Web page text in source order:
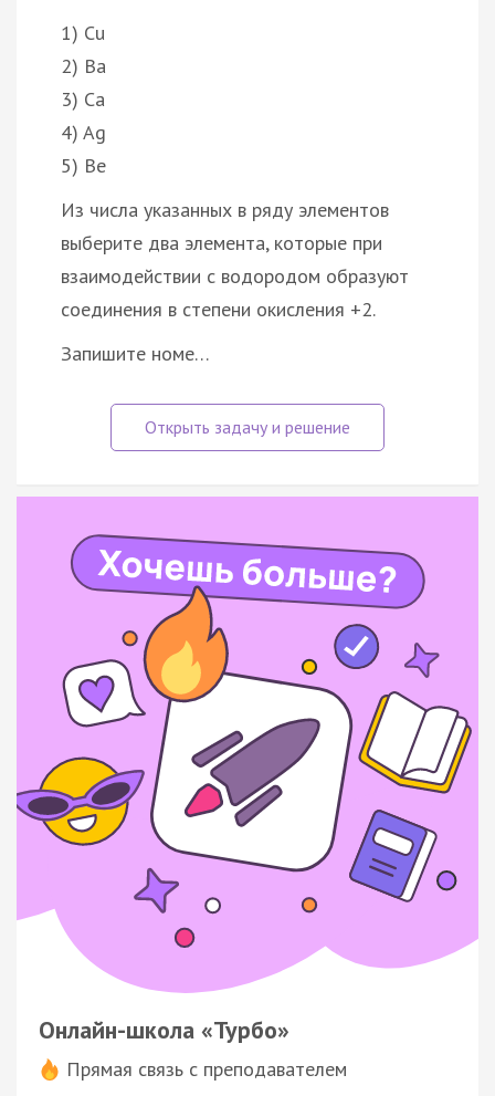
1) Cu
2) Ba
3) Ca
4) Ag
5) Be
Из числа указанных в ряду элементов
выберите два элемента, которые при
взаимодействии с водородом образуют
соединения в степени окисления +2.
Запишите номе…
Онлайн-школа «Турбо»
Прямая связь с преподавателем